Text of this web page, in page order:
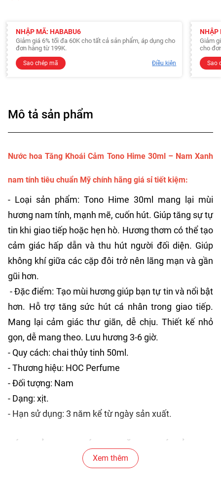
NHẬP MÃ: HABABU6
Giảm giá 6% tối đa 60K cho tất cả sản phẩm, áp dụng cho
đơn hàng từ 199K.
Sao chép mã Điều kiện
NHẬP
Giảm
cho
Sao
Mô tả sản phẩm
Nước hoa Tăng Khoái Cảm Tono Hime 30ml – Nam Xanh
nam tính tiêu chuẩn Mỹ chính hãng giá sỉ tiết kiệm:
- Loại sản phẩm: Tono Hime 30ml mang lại mùi
hương nam tính, mạnh mẽ, cuốn hút. Giúp tăng sự tự
tin khi giao tiếp hoặc hẹn hò. Hương thơm có thể tạo
cảm giác hấp dẫn và thu hút người đối diện. Giúp
không khí giữa các cặp đôi trở nên lãng mạn và gần
gũi hơn.
- Đặc điểm: Tạo mùi hương giúp bạn tự tin và nổi bật
hơn. Hỗ trợ tăng sức hút cá nhân trong giao tiếp.
Mang lại cảm giác thư giãn, dễ chịu. Thiết kế nhỏ
gọn, dễ mang theo. Lưu hương 3-6 giờ.
- Quy cách: chai thủy tinh 50ml.
- Thương hiệu: HOC Perfume
- Đối tượng: Nam
- Dạng: xịt.
- Hạn sử dụng: 3 năm kể từ ngày sản xuất.
- Xịt một lượng vừa phải lên cổ tay, cổ hoặc sau tai.
Xem thêm